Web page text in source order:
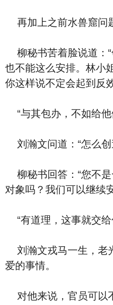
再加上之前水兽窟问
柳秘书苦着脸说道：
也不能这么安排。林小
你这样说不定会起到反
“与其包办，不如给他
刘瀚文问道：“怎么创
柳秘书回答：“您不
对象吗？我们可以继续
“有道理，这事就交给
刘瀚文戎马一生，老
爱的事情。
对他来说，官员可以